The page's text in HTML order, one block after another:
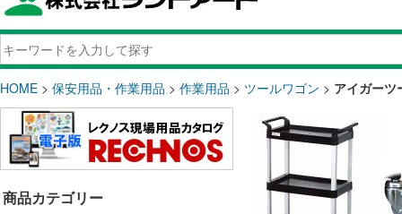
HOME > 保安用品・作業用品 > 作業用品 > ツールワゴン > アイガー
商品カテゴリー